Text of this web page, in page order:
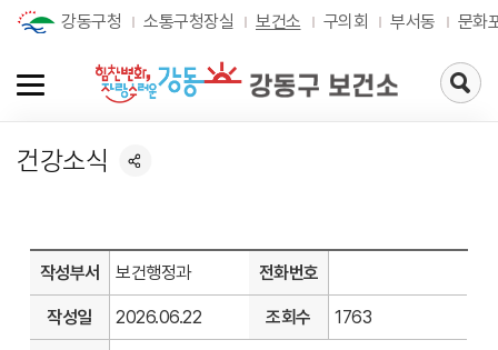
강동구청 소통구청장실 보건소 구의회 부서동 문화
검
색
건강소식
작성부서 보건행정과 전화번호
작성일 2026.06.22 조회수 1763